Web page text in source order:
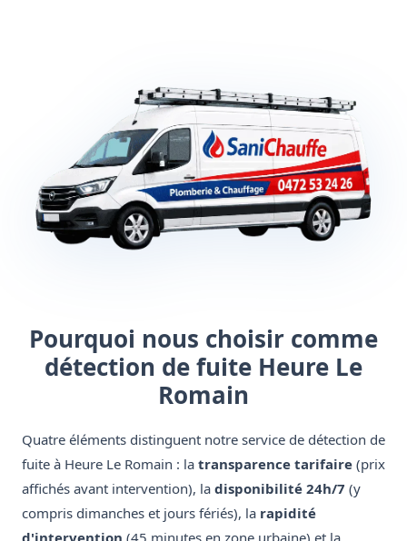
Pourquoi nous choisir comme
détection de fuite Heure Le
Romain
Quatre éléments distinguent notre service de détection de
fuite à Heure Le Romain : la transparence tarifaire (prix
affichés avant intervention), la disponibilité 24h/7 (y
compris dimanches et jours fériés), la rapidité